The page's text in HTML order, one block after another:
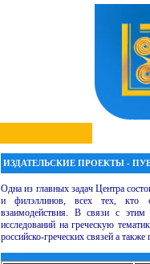
ИЗДАТЕЛЬСКИЕ ПРОЕКТЫ -
Одна из главных задач Центра
и филэллинов, всех тех, кто
взаимодействия. В связи с этим
исследований на греческую
российско-греческих связей а